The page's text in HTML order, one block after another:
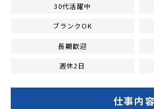
30代活躍中
ブランクOK
長期歓迎
週休2日
仕事内容